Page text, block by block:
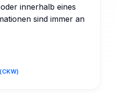
innerhalb eines
sind immer an